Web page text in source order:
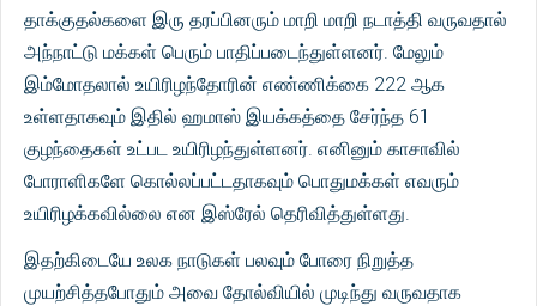
தாக்குதல்களை இரு தரப்பினரும் மாறி மாறி நடாத்தி வருவதால்
அந்நாட்டு மக்கள் பெரும் பாதிப்படைந்துள்ளனர். மேலும்
இம்மோதலால் உயிரிழந்தோரின் எண்ணிக்கை 222 ஆக
உள்ளதாகவும் இதில் ஹமாஸ் இயக்கத்தை சேர்ந்த 61
குழந்தைகள் உட்பட உயிரிழந்துள்ளனர். எனினும் காசாவில்
போராளிகளே கொல்லப்பட்டதாகவும் பொதுமக்கள் எவரும்
உயிரிழக்கவில்லை என இஸ்ரேல் தெரிவித்துள்ளது.
இதற்கிடையே உலக நாடுகள் பலவும் போரை நிறுத்த
முயற்சித்தபோதும் அவை தோல்வியில் முடிந்து வருவதாக